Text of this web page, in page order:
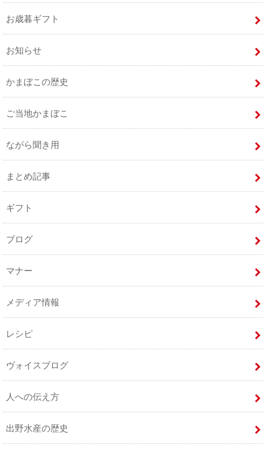
お歳暮ギフト
お知らせ
かまぼこの歴史
ご当地かまぼこ
ながら聞き用
まとめ記事
ギフト
ブログ
マナー
メディア情報
レシピ
ヴォイスブログ
人への伝え方
出野水産の歴史